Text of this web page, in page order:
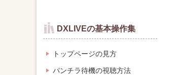
DXLIVEの基本操作集
トップページの見方
パンチラ待機の視聴方法